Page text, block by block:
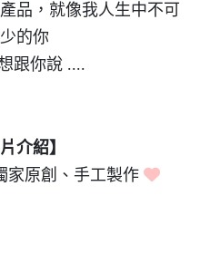
品，就像我人生中不可
的你
跟你說 ....
介紹】
家原創、手工製作